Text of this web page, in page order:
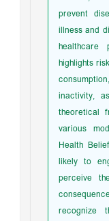
prevent
illness and
highlights
inactivity,
theoretical
various
Health
likely to
perceive
recognize